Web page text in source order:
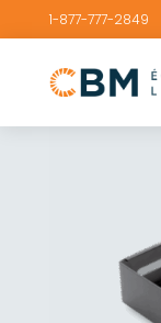
1-877-777-2849